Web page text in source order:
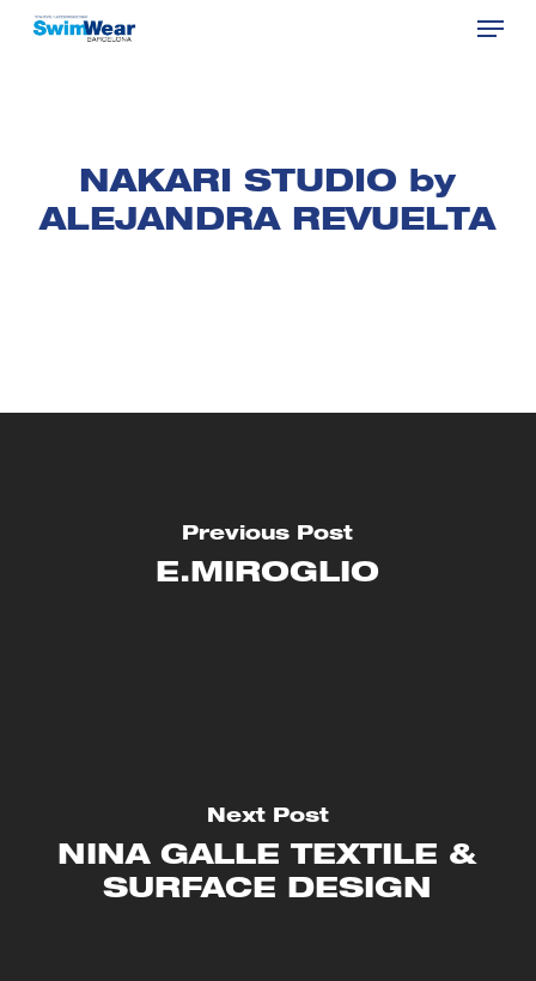
Skip
Menu
NAKARI STUDIO by
ALEJANDRA REVUELTA
Previous Post
E.MIROGLIO
Next Post
NINA GALLE TEXTILE &
SURFACE DESIGN